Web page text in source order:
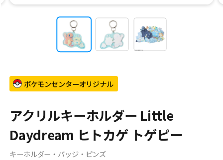
ポケモンセンターオリジナル
アクリルキーホルダー Little
Daydream ヒトカゲ トゲピー
キーホルダー・バッジ・ピンズ